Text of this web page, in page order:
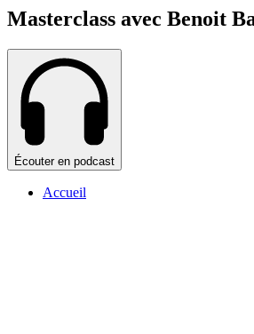
Masterclass avec Benoit
Écouter en podcast
Accueil